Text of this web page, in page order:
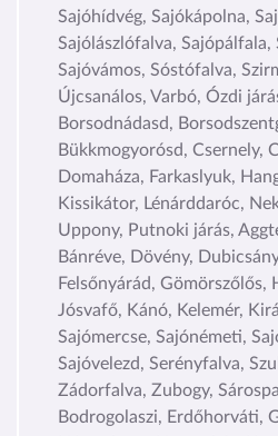
Sajóhídvég, Sajókápolna,
Sajólászlófalva, Sajópálfala,
Sajóvámos, Sóstófalva,
Újcsanálos, Varbó, Ózdi
Borsodnádasd,
Bükkmogyorósd, Csernely,
Domaháza, Farkaslyuk,
Kissikátor, Lénárddaróc,
Uppony, Putnoki járás,
Bánréve, Dövény,
Felsőnyárád, Gömörszőlős,
Jósvafő, Kánó, Kelemér,
Sajómercse, Sajónémeti,
Sajóvelezd, Serényfalva,
Zádorfalva, Zubogy,
Bodrogolaszi, Erdőhorváti,